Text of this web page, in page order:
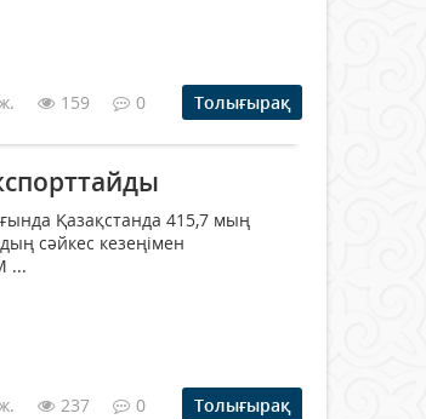
159 0 Толығырақ
Қазақстанда 415,7 мың
сәйкес кезеңімен
...
237 0 Толығырақ